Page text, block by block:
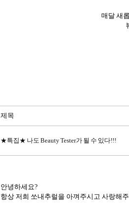
매달 새
제목
★특집★ 나도 Beauty Tester가 될 수 있다!!!
안녕하세요?
항상 저희 쏘내추럴을 아껴주시고 사랑해